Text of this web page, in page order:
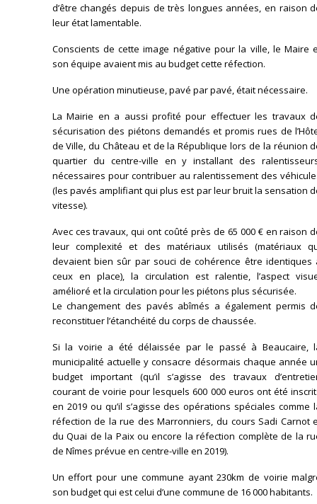
d’être changés depuis de très longues années, en raison
leur état lamentable.
Conscients de cette image négative pour la ville, le Maire
son équipe avaient mis au budget cette réfection.
Une opération minutieuse, pavé par pavé, était nécessaire.
La Mairie en a aussi profité pour effectuer les travaux
sécurisation des piétons demandés et promis rues de
de Ville, du Château et de la République lors de la réunion
quartier du centre-ville en y installant des
nécessaires pour contribuer au ralentissement des
(les pavés amplifiant qui plus est par leur bruit la sensation
vitesse).
Avec ces travaux, qui ont coûté près de 65 000 € en raison
leur complexité et des matériaux utilisés (matériaux
devaient bien sûr par souci de cohérence être identiques
ceux en place), la circulation est ralentie, l’aspect
amélioré et la circulation pour les piétons plus sécurisée.
Le changement des pavés abîmés a également permis
reconstituer l’étanchéité du corps de chaussée.
Si la voirie a été délaissée par le passé à Beaucaire,
municipalité actuelle y consacre désormais chaque année
budget important (qu’il s’agisse des travaux
courant de voirie pour lesquels 600 000 euros ont été
en 2019 ou qu’il s’agisse des opérations spéciales comme
réfection de la rue des Marronniers, du cours Sadi Carnot
du Quai de la Paix ou encore la réfection complète de la
de Nîmes prévue en centre-ville en 2019).
Un effort pour une commune ayant 230km de voirie
son budget qui est celui d’une commune de 16 000 habitants.